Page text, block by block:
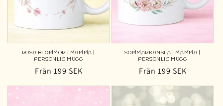
ROSA BLOMMOR | MAMMA |
PERSONLIG MUGG
Ordinarie
pris
Från 199 SEK
SOMMARKÄNSLA | MAMMA |
PERSONLIG MUGG
Ordinarie
pris
Från 199 SEK